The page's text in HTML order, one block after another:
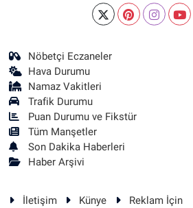
Nöbetçi Eczaneler
Hava Durumu
Namaz Vakitleri
Trafik Durumu
Puan Durumu ve Fikstür
Tüm Manşetler
Son Dakika Haberleri
Haber Arşivi
İletişim Künye Reklam İçin